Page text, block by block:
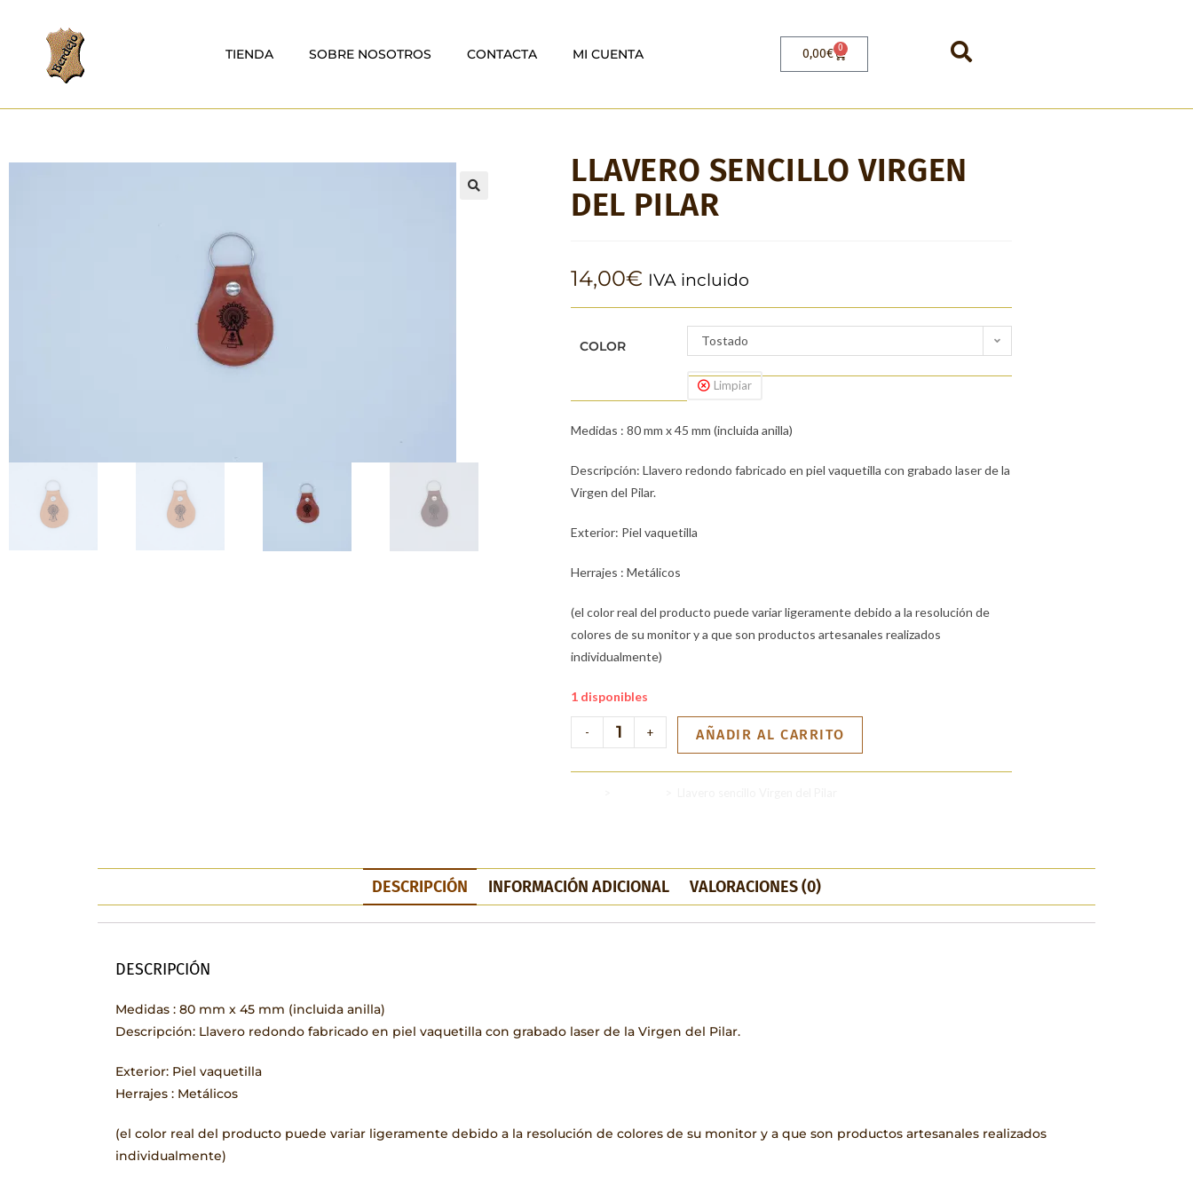
TIENDA SOBRE NOSOTROS CONTACTA MI CUENTA 0,00€ 0
LLAVERO SENCILLO VIRGEN
DEL PILAR
14,00€ IVA incluido
COLOR Tostado
Limpiar
Medidas : 80 mm x 45 mm (incluida anilla)
Descripción: Llavero redondo fabricado en piel vaquetilla con grabado laser de la
Virgen del Pilar.
Exterior: Piel vaquetilla
Herrajes : Metálicos
(el color real del producto puede variar ligeramente debido a la resolución de
colores de su monitor y a que son productos artesanales realizados
individualmente)
1 disponibles
- + AÑADIR AL CARRITO
DESCRIPCIÓN INFORMACIÓN ADICIONAL VALORACIONES (0)
DESCRIPCIÓN
Medidas : 80 mm x 45 mm (incluida anilla)
Descripción: Llavero redondo fabricado en piel vaquetilla con grabado laser de la Virgen del Pilar.
Exterior: Piel vaquetilla
Herrajes : Metálicos
(el color real del producto puede variar ligeramente debido a la resolución de colores de su monitor y a que son productos artesanales realizados
individualmente)